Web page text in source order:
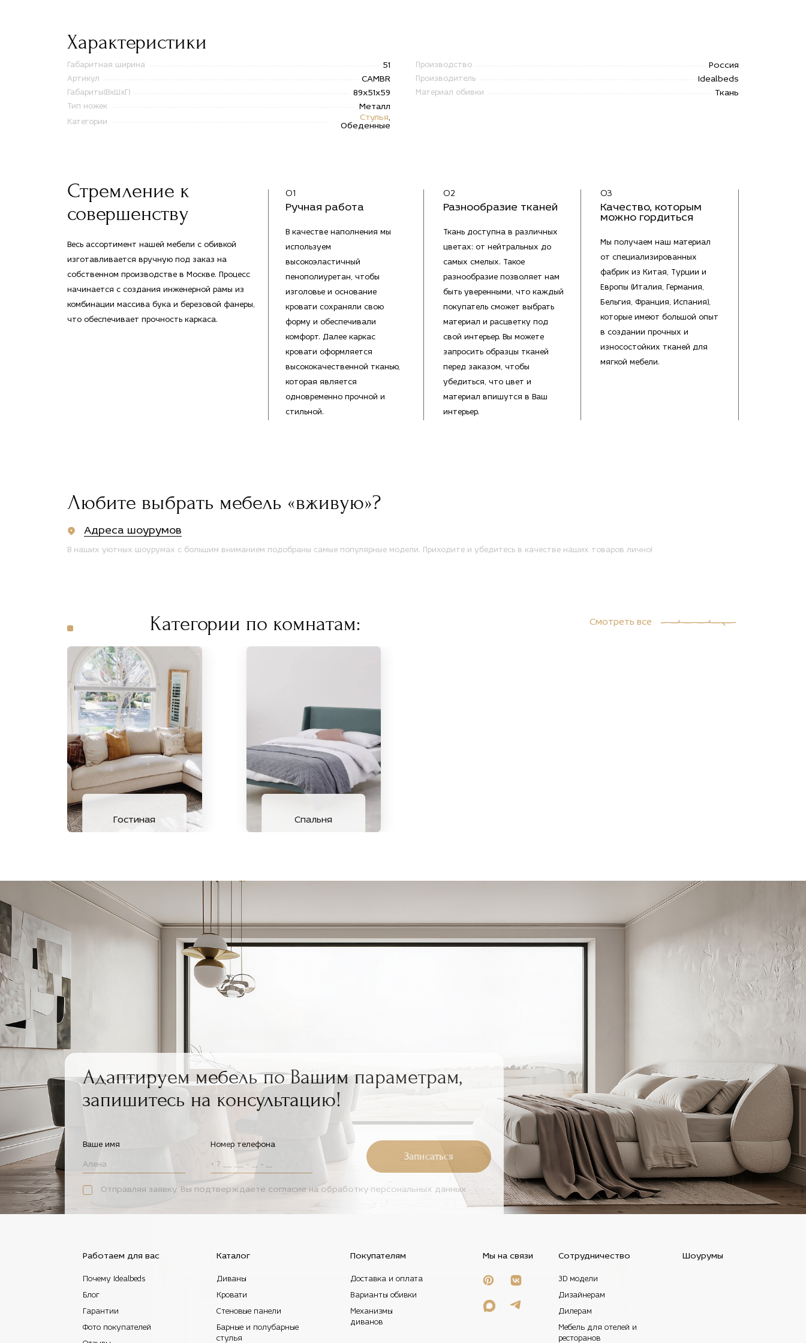
Характеристики
Габаритная ширина 51
Артикул CAMBR
Габариты(ВxШxГ) 89х51х59
Тип ножек Металл
Категории Стулья,
Обеденные
Производство Россия
Производитель Idealbeds
Материал обивки Ткань
Стремление к
совершенству
Весь ассортимент нашей мебели с обивкой
изготавливается вручную под заказ на
собственном производстве в Москве. Процесс
начинается с создания инженерной рамы из
комбинации массива бука и березовой фанеры,
что обеспечивает прочность каркаса.
01
Ручная работа
В качестве наполнения мы
используем
высокоэластичный
пенополиуретан, чтобы
изголовье и основание
кровати сохраняли свою
форму и обеспечивали
комфорт. Далее каркас
кровати оформляется
высококачественной тканью,
которая является
одновременно прочной и
стильной.
02
Разнообразие тканей
Ткань доступна в различных
цветах: от нейтральных до
самых смелых. Такое
разнообразие позволяет нам
быть уверенными, что каждый
покупатель сможет выбрать
материал и расцветку под
свой интерьер. Вы можете
запросить образцы тканей
перед заказом, чтобы
убедиться, что цвет и
материал впишутся в Ваш
интерьер.
03
Качество, которым
можно гордиться
Мы получаем наш материал
от специализированных
фабрик из Китая, Турции и
Европы (Италия, Германия,
Бельгия, Франция, Испания),
которые имеют большой опыт
в создании прочных и
износостойких тканей для
мягкой мебели.
Любите выбрать мебель «вживую»?
Адреса шоурумов
В наших уютных шоурумах с большим вниманием подобраны самые популярные модели. Приходите и убедитесь в качестве наших товаров лично!
Категории по комнатам: Смотреть все
Гостиная Спальня
Адаптируем мебель по Вашим параметрам,
запишитесь на консультацию!
Ваше имя Номер телефона
Записаться
Отправляя заявку, Вы подтверждаете согласие на обработку персональных данных
Работаем для вас
Почему Idealbeds
Блог
Гарантии
Фото покупателей
Каталог
Диваны
Кровати
Стеновые панели
Барные и полубарные
стулья
Покупателям
Доставка и оплата
Варианты обивки
Механизмы
диванов
Мы на связи Сотрудничество
3D модели
Дизайнерам
Дилерам
Мебель для отелей и
ресторанов
Шоурумы